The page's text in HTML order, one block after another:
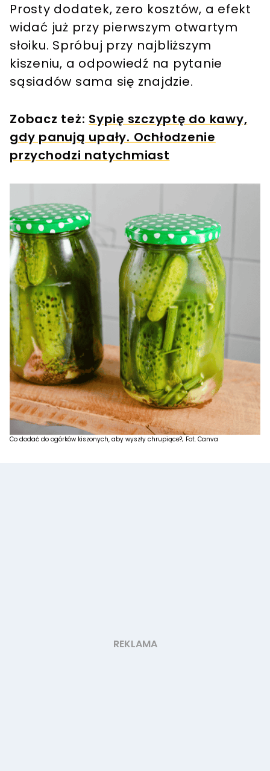
Prosty dodatek, zero kosztów, a efekt
widać już przy pierwszym otwartym
słoiku. Spróbuj przy najbliższym
kiszeniu, a odpowiedź na pytanie
sąsiadów sama się znajdzie.
Zobacz też: Sypię szczyptę do kawy,
gdy panują upały. Ochłodzenie
przychodzi natychmiast
Co dodać do ogórków kiszonych, aby wyszły chrupiące?; Fot. Canva